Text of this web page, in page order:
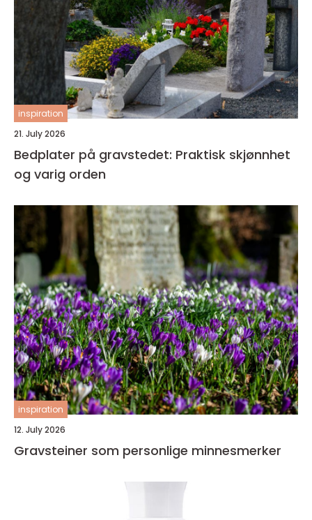
inspiration
21. July 2026
Bedplater på gravstedet: Praktisk skjønnhet
og varig orden
inspiration
12. July 2026
Gravsteiner som personlige minnesmerker